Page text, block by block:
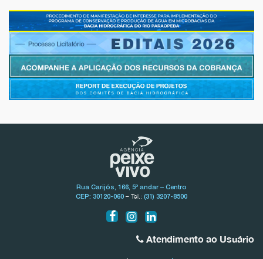
Rua Carijós, 166, 5º andar – Centro
CEP: 30120-060 – Tel.: (31) 3207-8500
Atendimento ao Usuário